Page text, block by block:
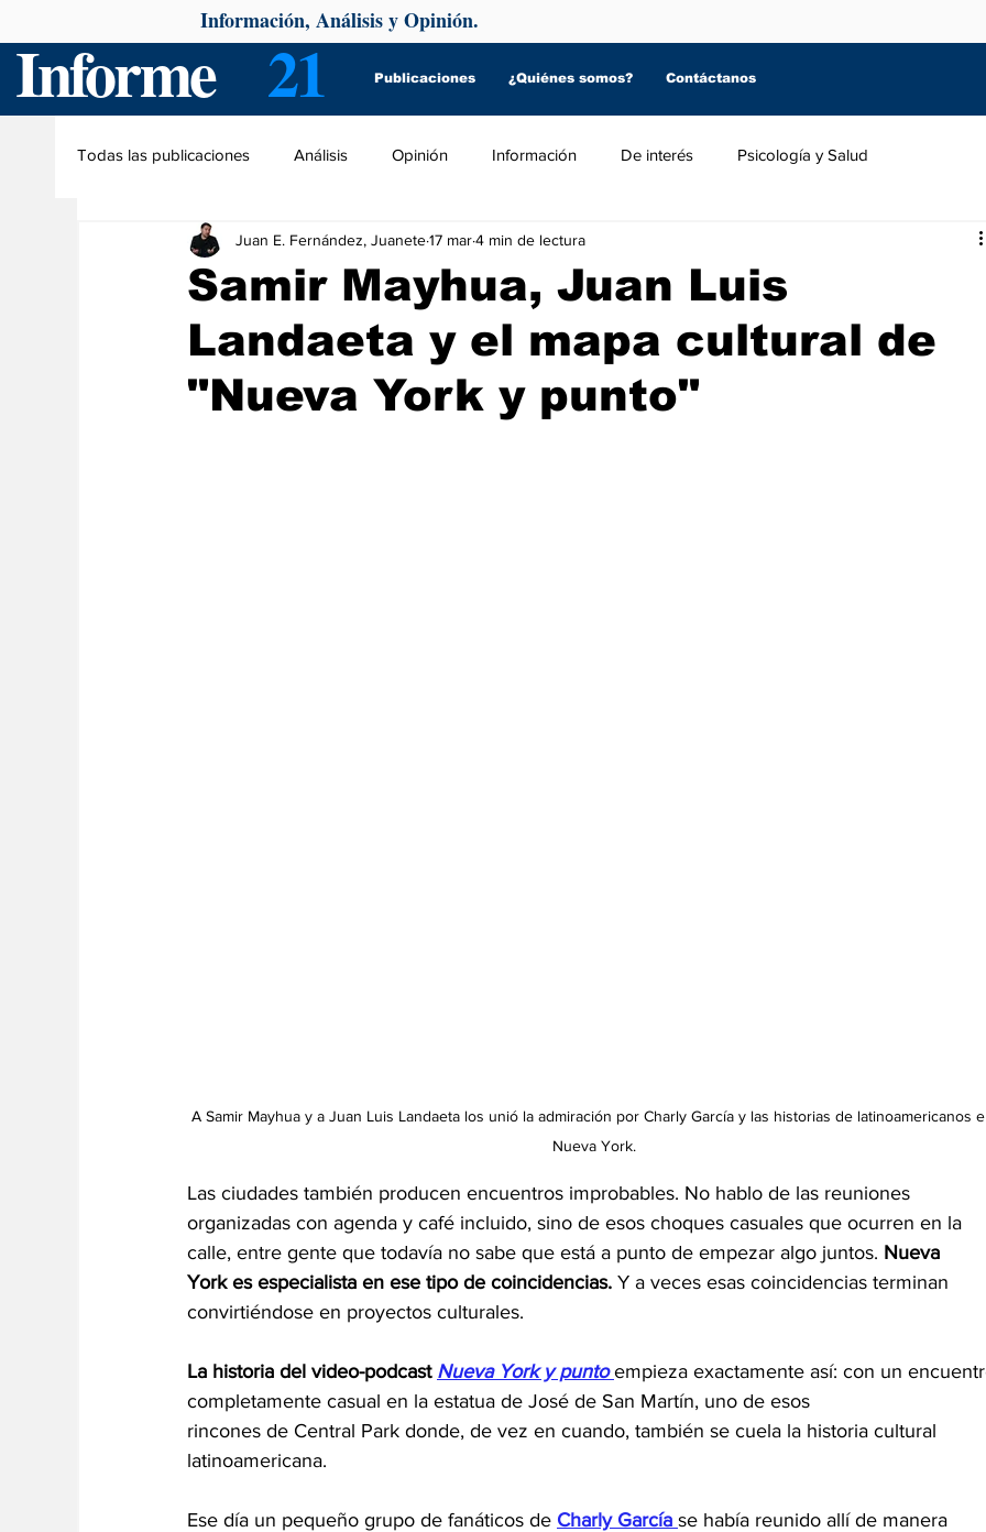
Informe 21 Publicaciones ¿Quiénes somos? Contáctanos
Información, Análisis y Opinión.
Todas las publicaciones Análisis Opinión Información De interés Psicología y Salud
Samir Mayhua, Juan Luis
Landaeta y el mapa cultural de
"Nueva York y punto"
Juan E. Fernández, Juanete17 mar4 min de lectura
A Samir Mayhua y a Juan Luis Landaeta los unió la admiración por Charly García y las historias de latinoamericanos
Nueva York.
Las ciudades también producen encuentros improbables. No hablo de las reuniones
organizadas con agenda y café incluido, sino de esos choques casuales que ocurren en la
calle, entre gente que todavía no sabe que está a punto de empezar algo juntos. Nueva
York es especialista en ese tipo de coincidencias. Y a veces esas coincidencias terminan
convirtiéndose en proyectos culturales.
La historia del video-podcast Nueva York y punto empieza exactamente así: con un
completamente casual en la estatua de José de San Martín, uno de esos
rincones de Central Park donde, de vez en cuando, también se cuela la historia cultural
latinoamericana.
Ese día un pequeño grupo de fanáticos de Charly García se había reunido allí de manera